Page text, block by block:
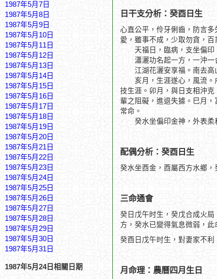
1987年5月7日
1987年5月8日
1987年5月9日
1987年5月10日
1987年5月11日
1987年5月12日
1987年5月13日
1987年5月14日
1987年5月15日
1987年5月16日
1987年5月17日
1987年5月18日
1987年5月19日
1987年5月20日
1987年5月21日
1987年5月22日
1987年5月23日
1987年5月24日
1987年5月25日
1987年5月26日
1987年5月27日
1987年5月28日
1987年5月29日
1987年5月30日
1987年5月31日
1987年5月24日相關日期
日干支分析：癸酉日生
心直公平，伶牙俐齒，防言
愛，雖事不成，少取勿貪，
天福日，臨病，支坐偏印
瀟灑功名起一方，一沖一
江湖花灑安享福。南去高
亥月，生涯遂心，風流。
技生涯。卯月，與日支相沖
輩之阻礙，進退失據。巳月
常命。
癸水坐偏印金神，外表柔
配偶分析：癸酉日生
癸水坐酉金，酉屬西方水鄉
三命通會
癸日戊午时生，癸戊合成火
方，癸水已變得氣息微弱，
癸酉日戊午时生，對妻家不
月命理：農曆四月生日